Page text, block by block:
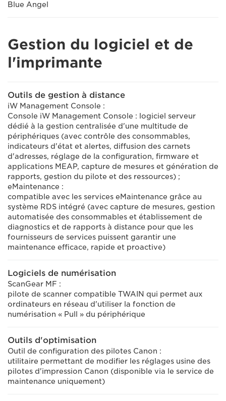
Blue Angel
Gestion du logiciel et de
l'imprimante
Outils de gestion à distance
iW Management Console :
Console iW Management Console : logiciel serveur
dédié à la gestion centralisée d'une multitude de
périphériques (avec contrôle des consommables,
indicateurs d'état et alertes, diffusion des carnets
d'adresses, réglage de la configuration, firmware et
applications MEAP, capture de mesures et génération de
rapports, gestion du pilote et des ressources) ;
eMaintenance :
compatible avec les services eMaintenance grâce au
système RDS intégré (avec capture de mesures, gestion
automatisée des consommables et établissement de
diagnostics et de rapports à distance pour que les
fournisseurs de services puissent garantir une
maintenance efficace, rapide et proactive)
Logiciels de numérisation
ScanGear MF :
pilote de scanner compatible TWAIN qui permet aux
ordinateurs en réseau d'utiliser la fonction de
numérisation « Pull » du périphérique
Outils d'optimisation
Outil de configuration des pilotes Canon :
utilitaire permettant de modifier les réglages usine des
pilotes d'impression Canon (disponible via le service de
maintenance uniquement)